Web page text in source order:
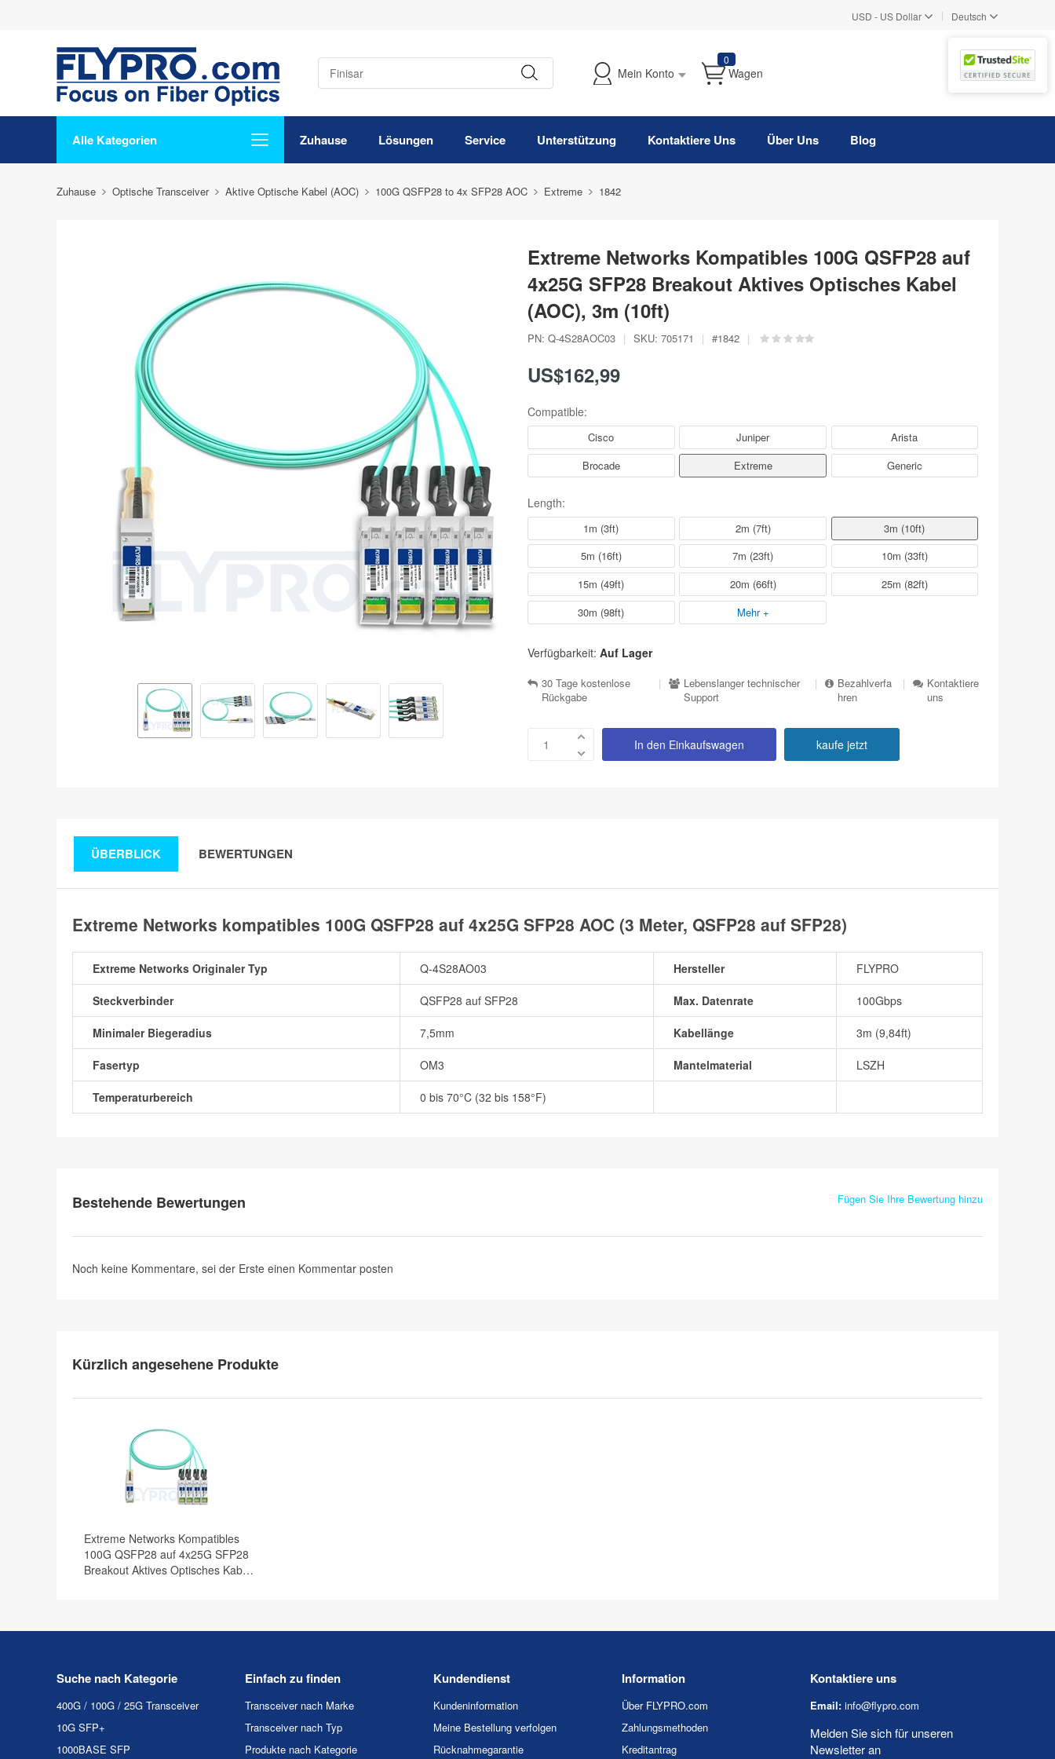
USD - US Dollar | Deutsch
Mein Konto
0
Wagen
Alle Kategorien Zuhause Lösungen Service Unterstützung Kontaktiere Uns Über Uns Blog
Zuhause Optische Transceiver Aktive Optische Kabel (AOC) 100G QSFP28 to 4x SFP28 AOC Extreme 1842
Extreme Networks Kompatibles 100G QSFP28 auf
4x25G SFP28 Breakout Aktives Optisches Kabel
(AOC), 3m (10ft)
PN: Q-4S28AOC03 | SKU: 705171 | #1842 |
US$162,99
Compatible:
Cisco Juniper
Arista
Brocade
Extreme Generic
Length:
1m (3ft) 2m (7ft)
3m (10ft)
5m (16ft)
7m (23ft)
10m (33ft)
15m (49ft)
20m (66ft)
25m (82ft)
30m (98ft)
Mehr +
Verfügbarkeit: Auf Lager
30 Tage kostenlose
Rückgabe
|
Lebenslanger technischer
Support
|
Bezahlverfa
hren
|
Kontaktiere
uns
In den Einkaufswagen kaufe jetzt
ÜBERBLICK BEWERTUNGEN
Extreme Networks kompatibles 100G QSFP28 auf 4x25G SFP28 AOC (3 Meter, QSFP28 auf SFP28)
Extreme Networks Originaler Typ Q-4S28AO03 Hersteller FLYPRO
Steckverbinder QSFP28 auf SFP28 Max. Datenrate 100Gbps
Minimaler Biegeradius 7,5mm Kabellänge 3m (9,84ft)
Fasertyp OM3 Mantelmaterial LSZH
Temperaturbereich 0 bis 70°C (32 bis 158°F)
Bestehende Bewertungen Fügen Sie Ihre Bewertung hinzu
Noch keine Kommentare, sei der Erste einen Kommentar posten
Kürzlich angesehene Produkte
Extreme Networks Kompatibles
100G QSFP28 auf 4x25G SFP28
Breakout Aktives Optisches Kabel
Suche nach Kategorie
400G / 100G / 25G Transceiver
10G SFP+
1000BASE SFP
Einfach zu finden
Transceiver nach Marke
Transceiver nach Typ
Produkte nach Kategorie
Kundendienst
Kundeninformation
Meine Bestellung verfolgen
Rücknahmegarantie
Information
Über FLYPRO.com
Zahlungsmethoden
Kreditantrag
Kontaktiere uns
Email: info@flypro.com
Melden Sie sich für unseren
Newsletter an